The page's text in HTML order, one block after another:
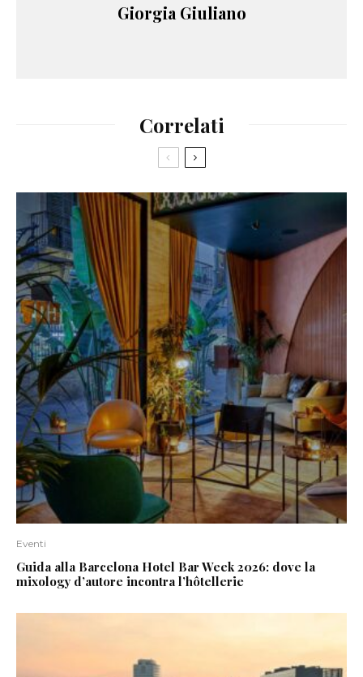
Giorgia Giuliano
Correlati
Eventi
Guida alla Barcelona Hotel Bar Week 2026: dove la
mixology d’autore incontra l’hôtellerie